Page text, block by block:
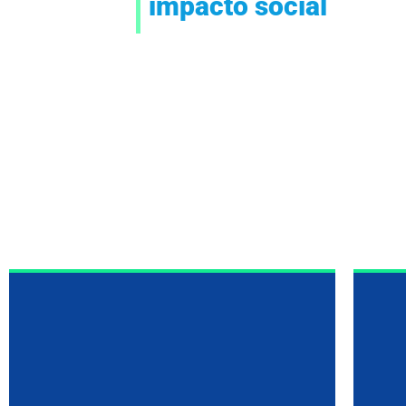
teoría del cambio, tambien para